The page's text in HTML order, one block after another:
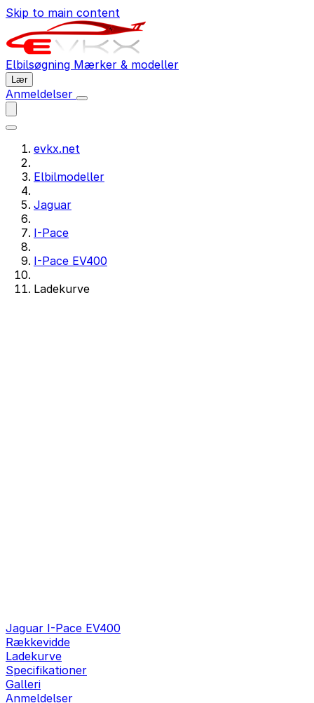
Skip to main content
Elbilsøgning Mærker & modeller
Lær
Anmeldelser
evkx.net
Elbilmodeller
Jaguar
I-Pace
I-Pace EV400
Ladekurve
Jaguar I-Pace EV400
Rækkevidde
Ladekurve
Specifikationer
Galleri
Anmeldelser